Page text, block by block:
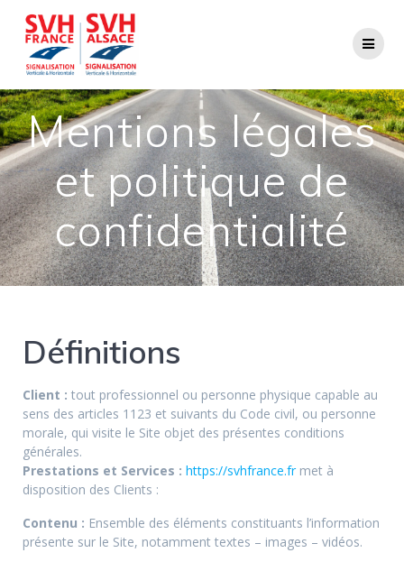
Mentions légales
et politique de
confidentialité
Définitions
Client : tout professionnel ou personne physique capable au
sens des articles 1123 et suivants du Code civil, ou personne
morale, qui visite le Site objet des présentes conditions
générales.
Prestations et Services : https://svhfrance.frmet à
disposition des Clients :
Contenu : Ensemble des éléments constituants l’information
présente sur le Site, notamment textes – images – vidéos.